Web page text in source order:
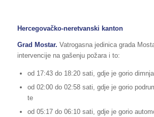
Hercegovačko-neretvanski kanton
Grad Mostar. Vatrogasna jedinica grada
intervencije na gašenju požara i to:
od 17:43 do 18:20 sati, gdje je gorio
od 02:00 do 02:58 sati, gdje je gorio
te
od 05:17 do 06:10 sati, gdje je gorio